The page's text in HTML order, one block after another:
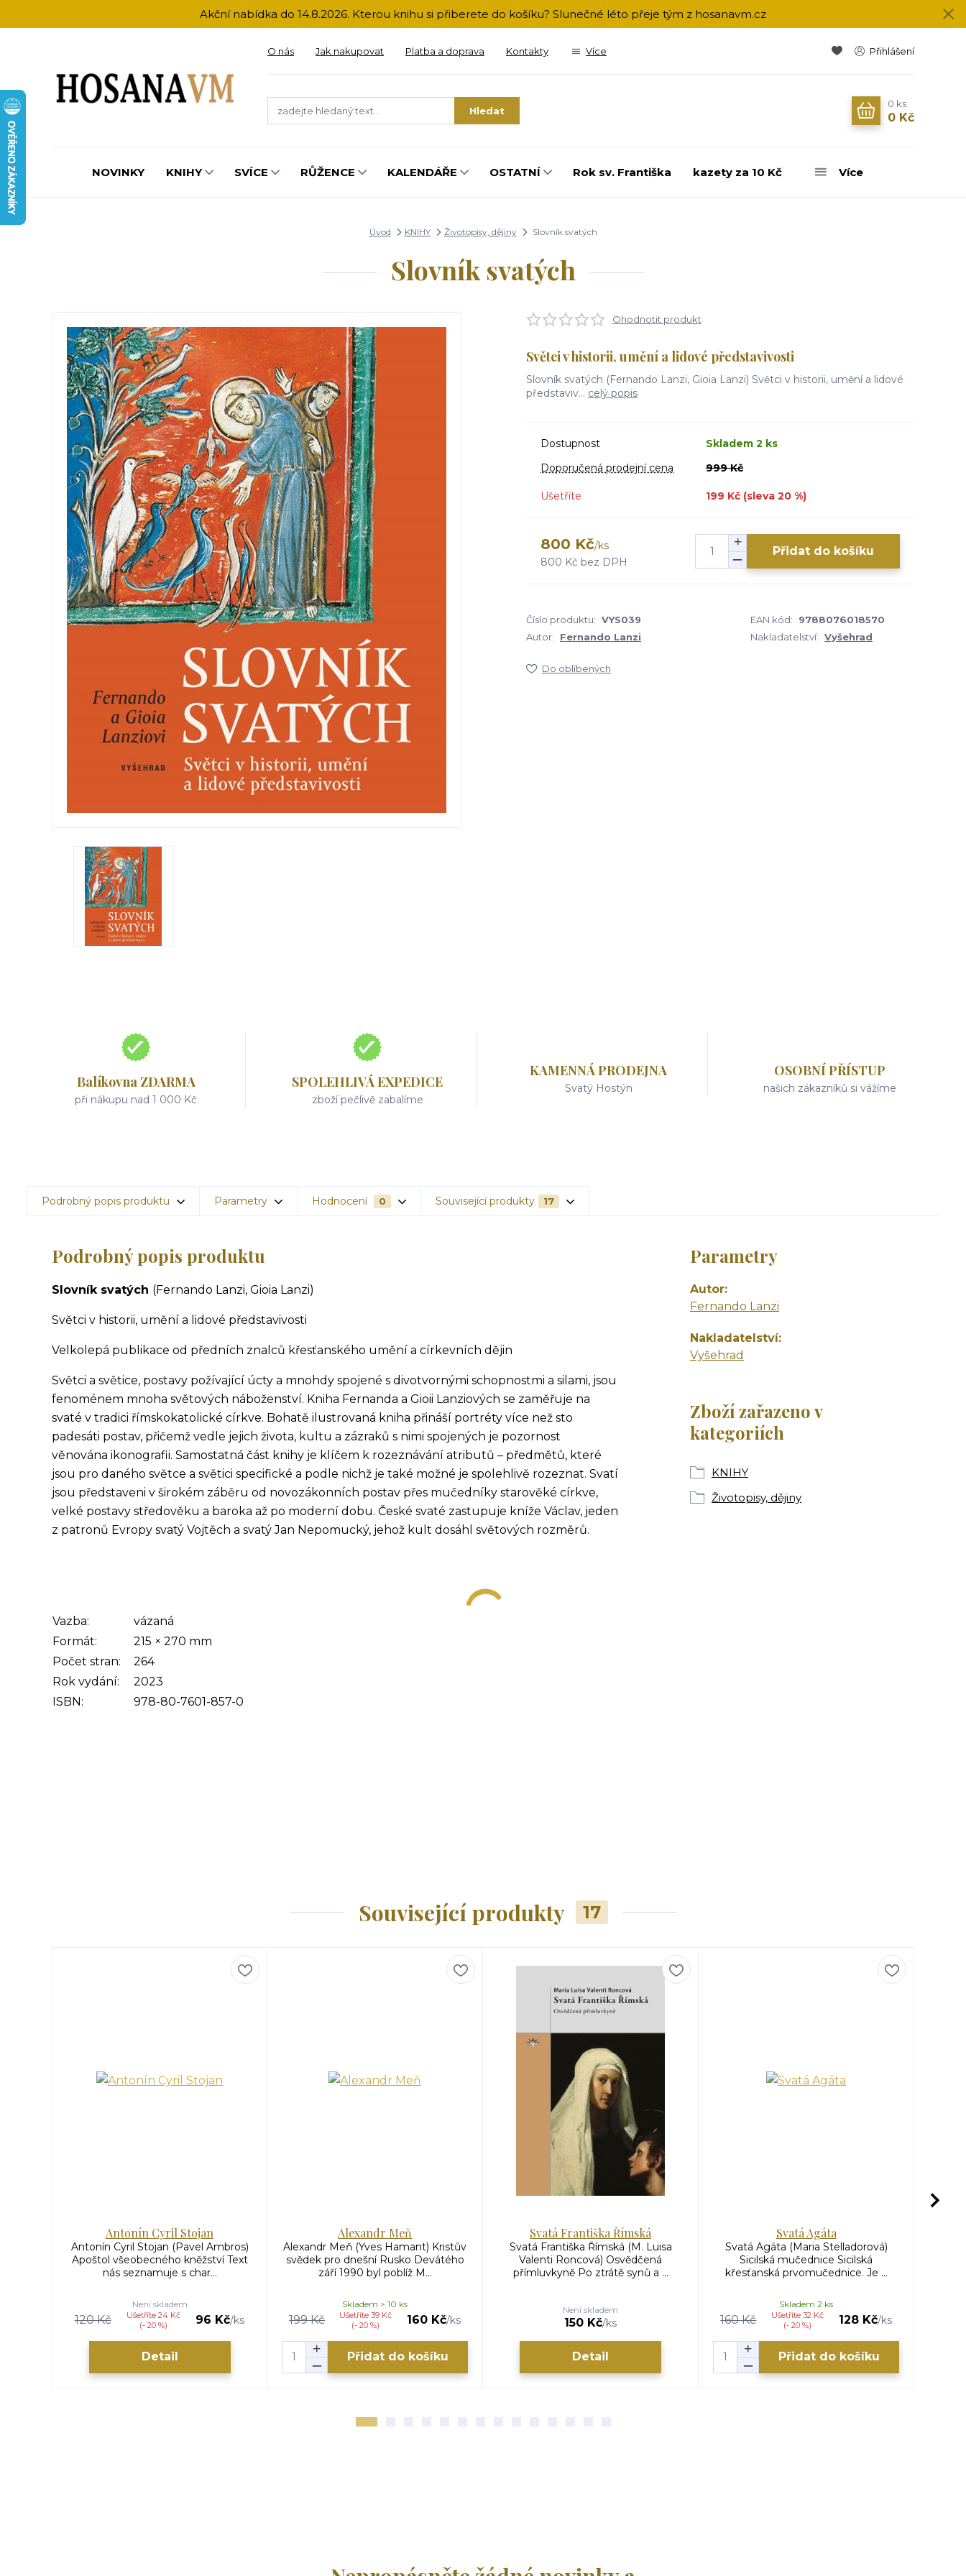
Akční nabídka do 14.8.2026. Kterou knihu si přiberete do košíku? Slunečné léto přeje tým z hosanavm.cz
O nás Jak nakupovat Platba a doprava Kontakty Více Přihlášení
Hledat
0 ks
0 Kč
NOVINKY KNIHY SVÍCE RŮŽENCE KALENDÁŘE OSTATNÍ Rok sv. Františka kazety za 10 Kč Více
Úvod KNIHY Životopisy, dějiny Slovník svatých
Slovník svatých
Ohodnotit produkt
Světci v historii, umění a lidové představivosti
Slovník svatých (Fernando Lanzi, Gioia Lanzi) Světci v historii, umění a lidové
představiv... celý popis
Dostupnost
Skladem 2 ks
Doporučená prodejní cena
999 Kč
Ušetříte 199 Kč (sleva 20 %)
800 Kč/ks
800 Kč bez DPH
Přidat do košíku
Číslo produktu: VYS039 EAN kód:
9788076018570
Autor:
Fernando Lanzi Nakladatelství: Vyšehrad
Do oblíbených
Balíkovna ZDARMA
při nákupu nad 1 000 Kč
SPOLEHLIVÁ EXPEDICE
zboží pečlivě zabalíme
KAMENNÁ PRODEJNA
Svatý Hostýn
OSOBNÍ PŘÍSTUP
našich zákazníků si vážíme
Podrobný popis produktu Parametry Hodnocení 0 Související produkty 17
Podrobný popis produktu
Slovník svatých (Fernando Lanzi, Gioia Lanzi)
Světci v historii, umění a lidové představivosti
Velkolepá publikace od předních znalců křesťanského umění a církevních dějin
Světci a světice, postavy požívající úcty a mnohdy spojené s divotvornými schopnostmi a silami, jsou
fenoménem mnoha světových náboženství. Kniha Fernanda a Gioii Lanziových se zaměřuje na
svaté v tradici římskokatolické církve. Bohatě ilustrovaná kniha přináší portréty více než sto
padesáti postav, přičemž vedle jejich života, kultu a zázraků s nimi spojených je pozornost
věnována ikonografii. Samostatná část knihy je klíčem k rozeznávání atributů – předmětů, které
jsou pro daného světce a světici specifické a podle nichž je také možné je spolehlivě rozeznat. Svatí
jsou představeni v širokém záběru od novozákonních postav přes mučedníky starověké církve,
velké postavy středověku a baroka až po moderní dobu. České svaté zastupuje kníže Václav, jeden
z patronů Evropy svatý Vojtěch a svatý Jan Nepomucký, jehož kult dosáhl světových rozměrů.
Vazba:
vázaná
Formát:
215 × 270 mm
Počet stran:
264
Rok vydání:
2023
ISBN:
978-80-7601-857-0
Parametry
Autor
Fernando Lanzi
Nakladatelství
Vyšehrad
Zboží zařazeno v
kategoriích
KNIHY
Životopisy, dějiny
Související produkty 17
Antonín Cyril Stojan
Antonín Cyril Stojan (Pavel Ambros)
Apoštol všeobecného kněžství Text
nás seznamuje s char...
120 Kč
Ušetříte 24 Kč
(- 20 %)
96 Kč/ks
Není skladem
Detail
Alexandr Meň
Alexandr Meň (Yves Hamant) Kristův
svědek pro dnešní Rusko Devátého
září 1990 byl poblíž M...
199 Kč
Ušetříte 39 Kč
(- 20 %)
160 Kč/ks
Skladem > 10 ks
Přidat do košíku
Svatá Františka Římská
Svatá Františka Římská (M. Luisa
Valenti Roncová) Osvědčená
přímluvkyně Po ztrátě synů a ...
150 Kč/ks
Není skladem
Detail
Svatá Agáta
Svatá Agáta (Maria Stelladorová)
Sicilská mučednice Sicilská
křesťanská prvomučednice. Je ...
160 Kč
Ušetříte 32 Kč
(- 20 %)
128 Kč/ks
Skladem 2 ks
Přidat do košíku